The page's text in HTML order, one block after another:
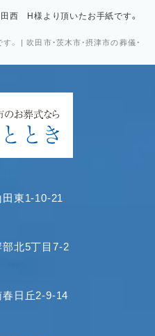
| 吹田市・茨木市・摂津市の葬儀・
西 H様より頂いたお手紙です。
東1-10-21
北5丁目7-2
日丘2-9-14